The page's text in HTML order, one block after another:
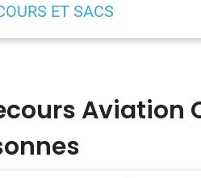
ET SACS
Aviation